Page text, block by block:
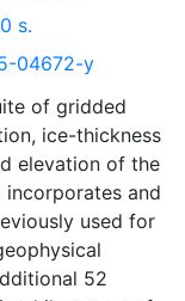
s.
04672-y
of gridded
ice-thickness
elevation of the
incorporates and
used for
52